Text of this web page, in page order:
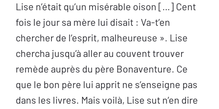
Lise n’était qu’un misérable oison […] Cent
fois le jour sa mère lui disait : Va-t’en
chercher de l’esprit, malheureuse ». Lise
chercha jusqu’à aller au couvent trouver
remède auprès du père Bonaventure. Ce
que le bon père lui apprit ne s’enseigne pas
dans les livres. Mais voilà, Lise sut n’en dire